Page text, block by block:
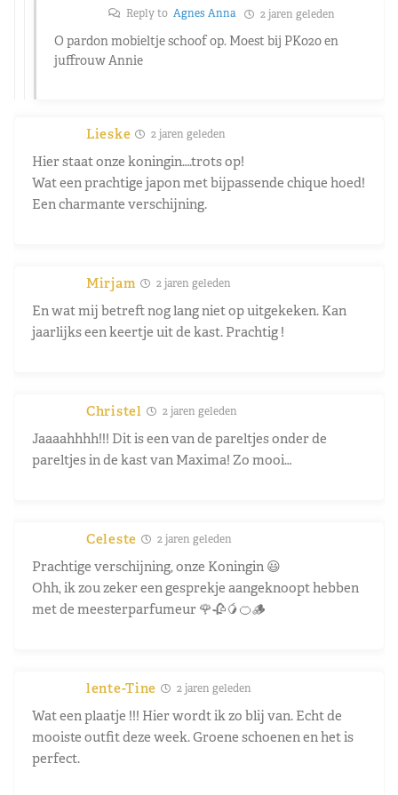
Reply to Agnes Anna 2 jaren geleden
O pardon mobieltje schoof op. Moest bij PK020 en
juffrouw Annie
Lieske 2 jaren geleden
Hier staat onze koningin….trots op!
Wat een prachtige japon met bijpassende chique hoed!
Een charmante verschijning.
Mirjam 2 jaren geleden
En wat mij betreft nog lang niet op uitgekeken. Kan
jaarlijks een keertje uit de kast. Prachtig !
Christel 2 jaren geleden
Jaaaahhhh!!! Dit is een van de pareltjes onder de
pareltjes in de kast van Maxima! Zo mooi…
Celeste 2 jaren geleden
Prachtige verschijning, onze Koningin 😃
Ohh, ik zou zeker een gesprekje aangeknoopt hebben
met de meesterparfumeur 🌹🥀🥭🍊🪵
lente-Tine 2 jaren geleden
Wat een plaatje !!! Hier wordt ik zo blij van. Echt de
mooiste outfit deze week. Groene schoenen en het is
perfect.